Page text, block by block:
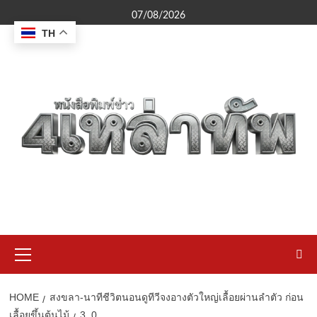
to
content
07/08/2026
Menu
HOME
สงขลา-นาทีชีวิตนอนดูทีวีจงอางตัวใหญ่เลื้อยผ่านลำตัว ก่อน
TH